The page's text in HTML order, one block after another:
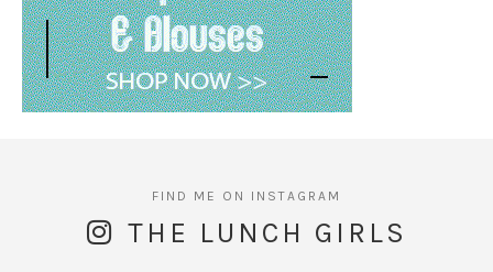
THE LUNCH GIRLS